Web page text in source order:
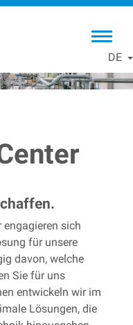
DE
engagieren sich
für unsere
davon, welche
Sie für uns
entwickeln wir im
Lösungen, die